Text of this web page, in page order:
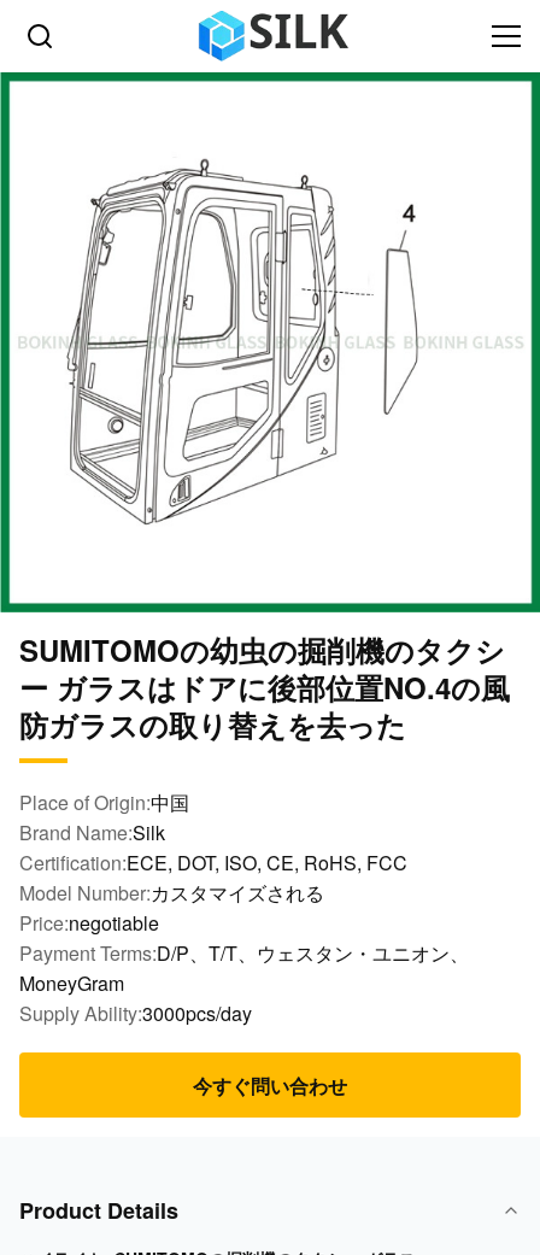
SUMITOMOの幼虫の掘削機のタクシ
ー ガラスはドアに後部位置NO.4の風
防ガラスの取り替えを去った
Place of Origin:中国
Brand Name:Silk
Certification:ECE, DOT, ISO, CE, RoHS, FCC
Model Number:カスタマイズされる
Price:negotiable
Payment Terms:D/P、T/T、ウェスタン・ユニオン、
MoneyGram
Supply Ability:3000pcs/day
今すぐ問い合わせ
Product Details